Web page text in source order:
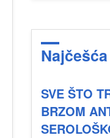
SVE ŠTO
BRZOM